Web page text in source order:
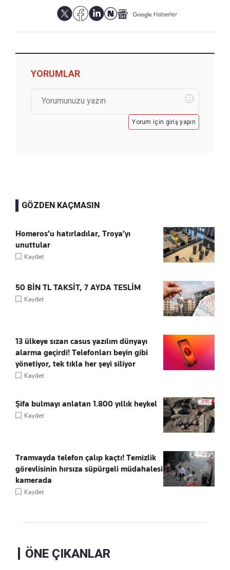
YORUMLAR
Yorum için giriş yapın
GÖZDEN KAÇMASIN
Homeros’u hatırladılar, Troya’yı
unuttular
Kaydet
50 BİN TL TAKSİT, 7 AYDA TESLİM
Kaydet
13 ülkeye sızan casus yazılım dünyayı
alarma geçirdi! Telefonları beyin gibi
yönetiyor, tek tıkla her şeyi siliyor
Kaydet
Şifa bulmayı anlatan 1.800 yıllık heykel
Kaydet
Tramvayda telefon çalıp kaçtı! Temizlik
görevlisinin hırsıza süpürgeli müdahalesi
kamerada
Kaydet
ÖNE ÇIKANLAR